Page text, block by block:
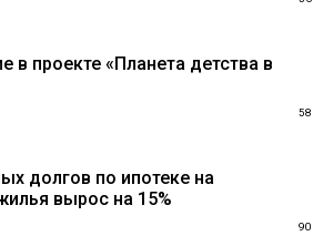
в проекте «Планета детства в
58
долгов по ипотеке на
вырос на 15%
90